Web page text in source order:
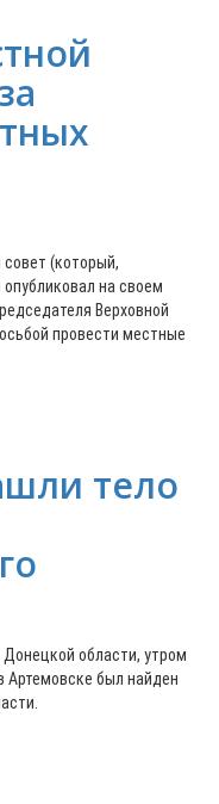
(который,
на своем
Верховной
провести местные
тело
области, утром
Артемовске был найден